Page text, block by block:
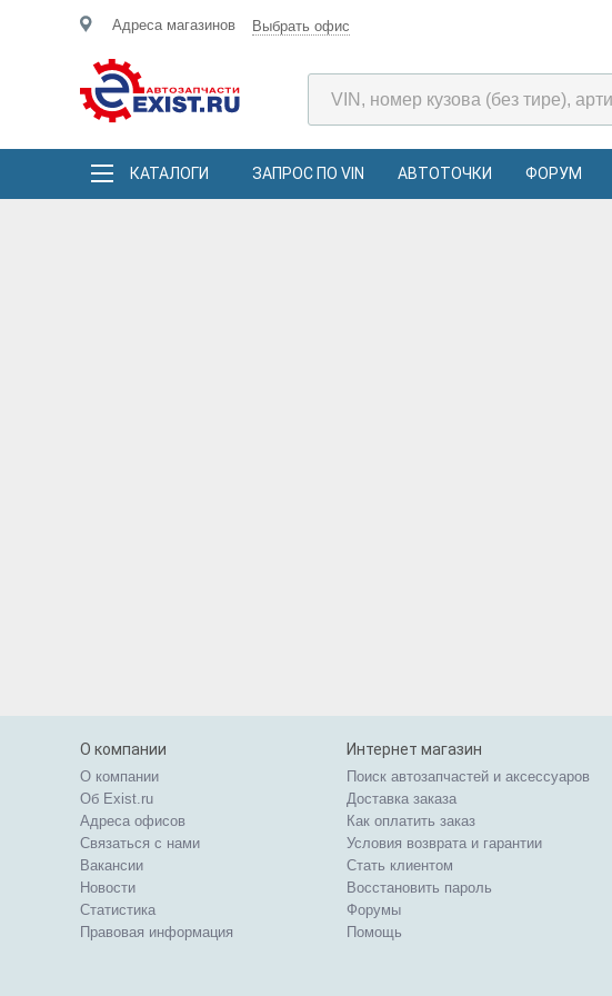
Адреса магазинов Выбрать офис
КАТАЛОГИ ЗАПРОС ПО VIN АВТОТОЧКИ ФОРУМ
О компании
О компании
Об Exist.ru
Адреса офисов
Связаться с нами
Вакансии
Новости
Статистика
Правовая информация
Интернет магазин
Поиск автозапчастей и аксессуаров
Доставка заказа
Как оплатить заказ
Условия возврата и гарантии
Стать клиентом
Восстановить пароль
Форумы
Помощь